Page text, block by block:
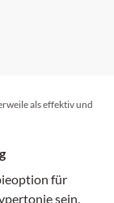
als effektiv und
für
sein.